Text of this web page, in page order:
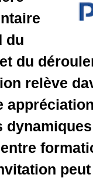
contexte
que
relations
Si cette